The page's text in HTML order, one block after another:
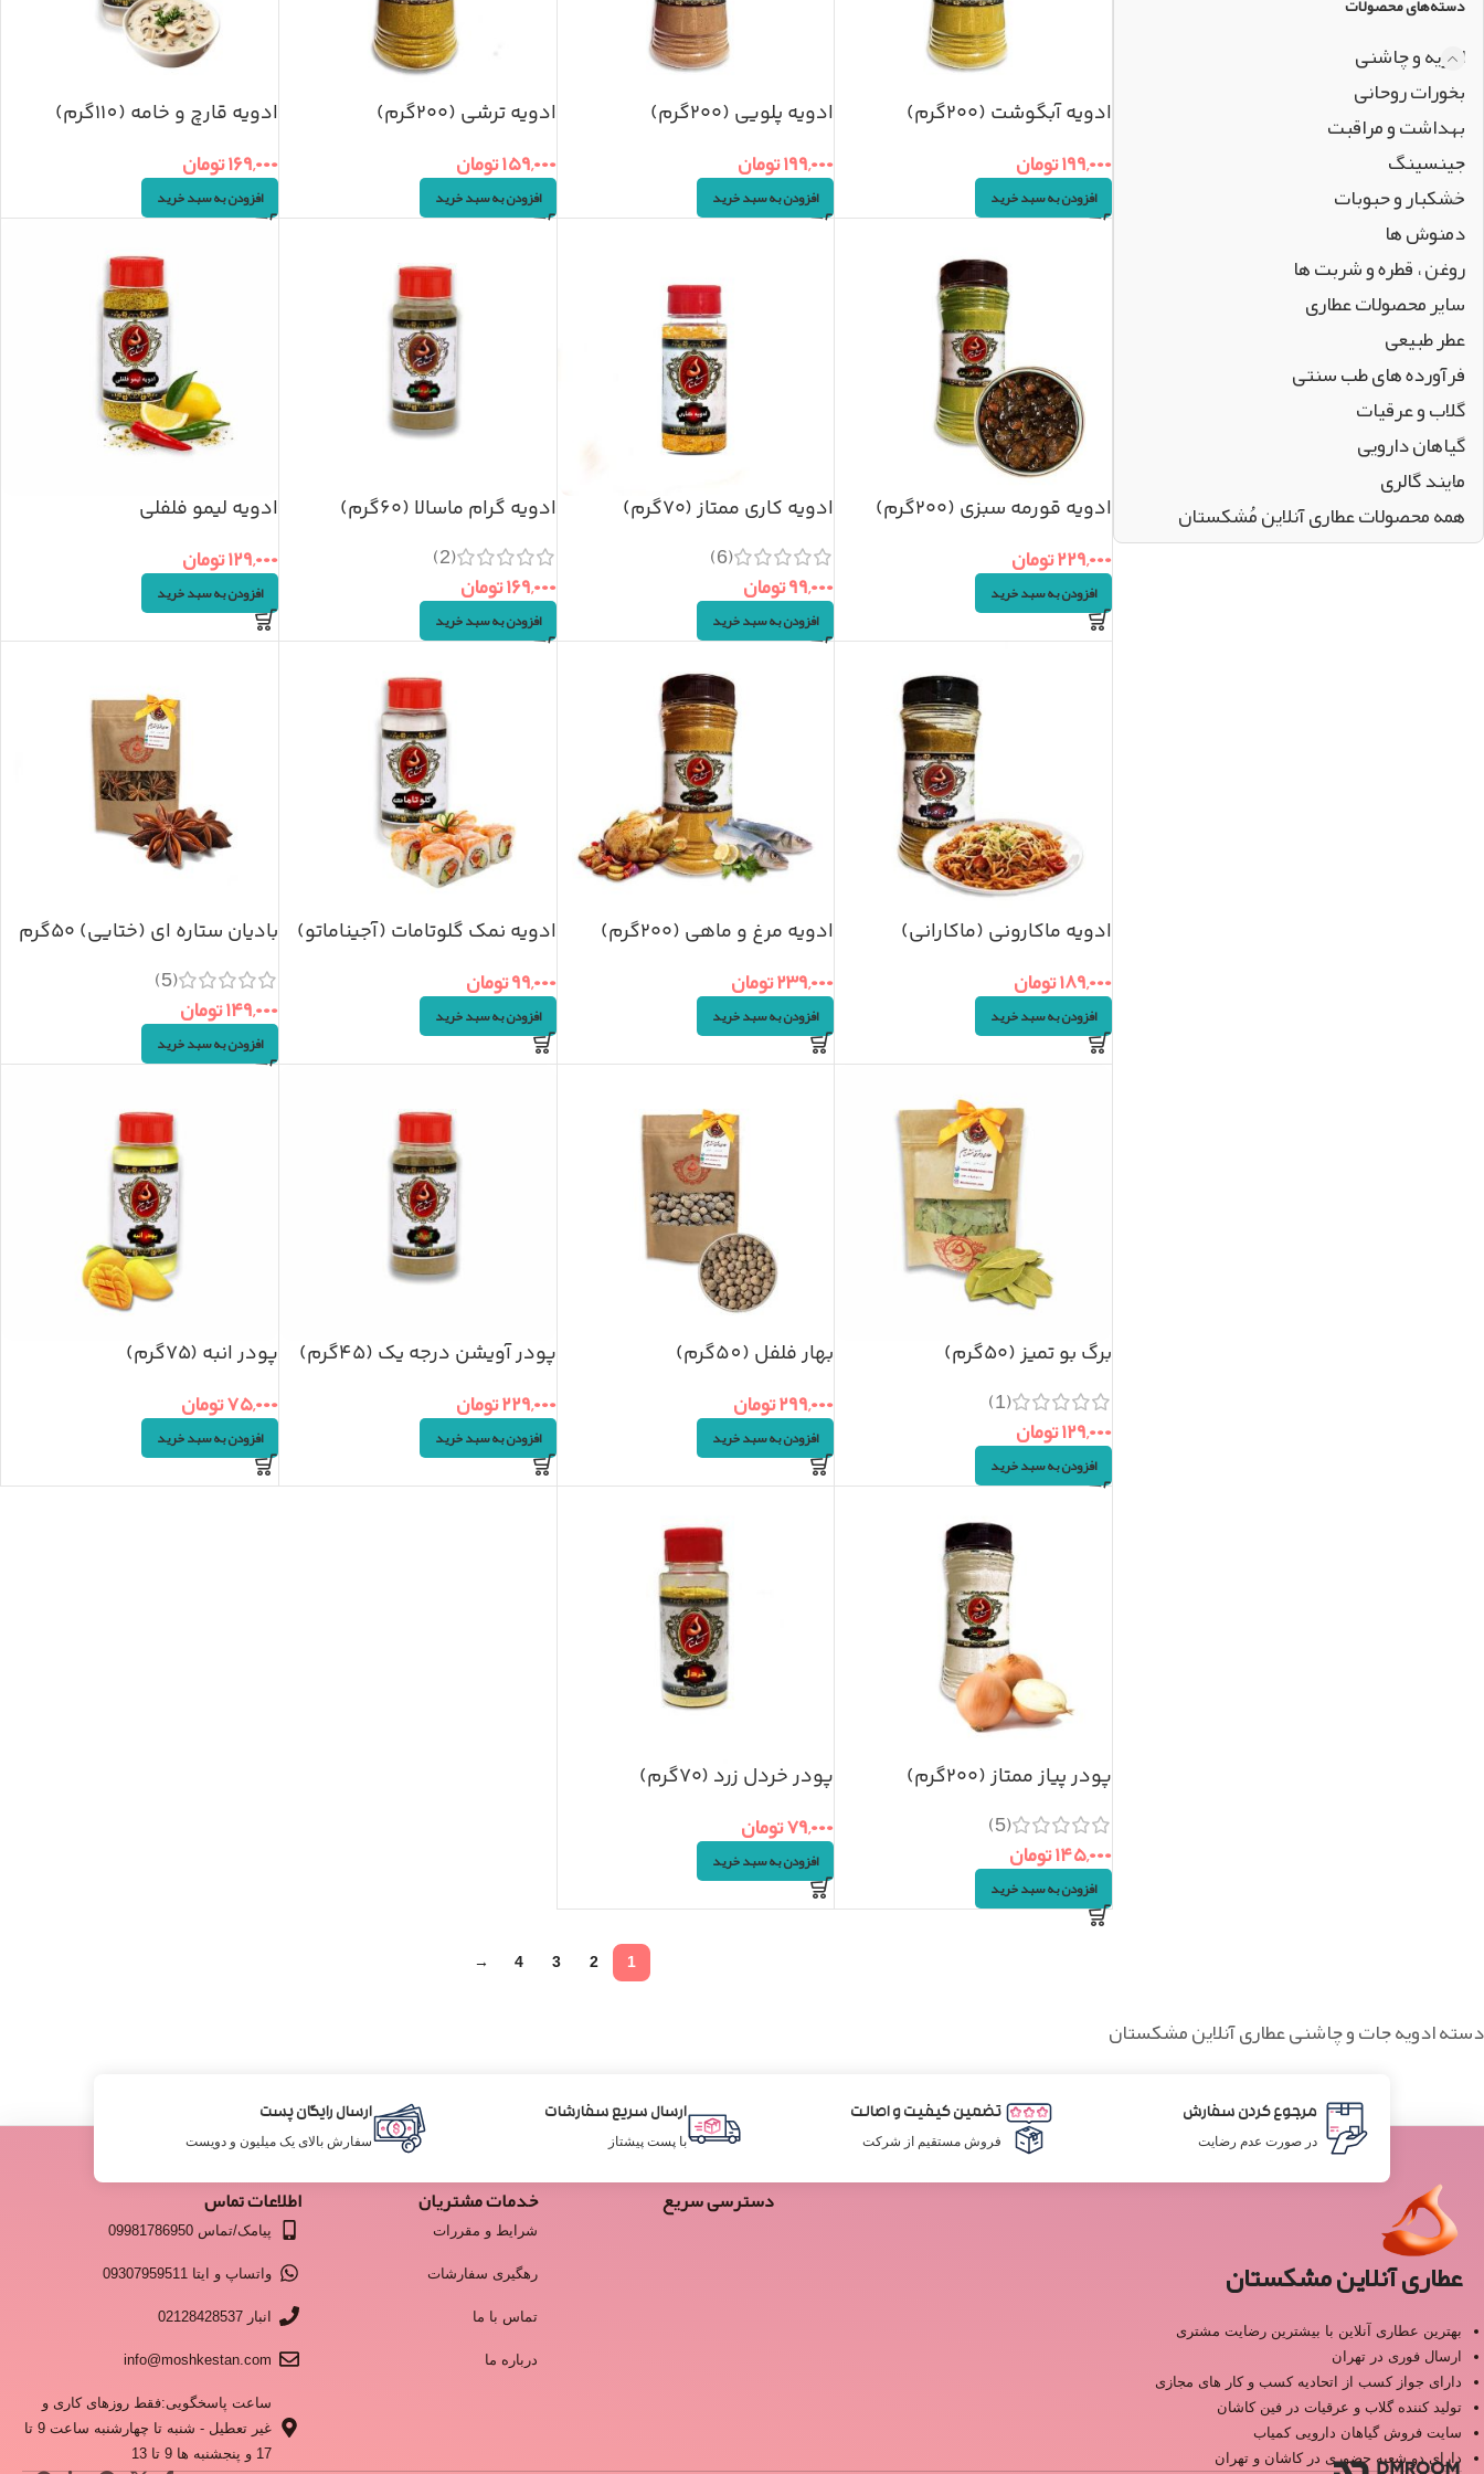
ادویه و چاشنی
بخورات روحانی
بهداشت و مراقبت
جینسینگ
خشکبار و حبوبات
دمنوش ها
روغن ، قطره و شربت ها
سایر محصولات عطاری
عطر طبیعی
فرآورده های طب سنتی
گلاب و عرقیات
گیاهان دارویی
مایند گالری
همه محصولات عطاری آنلاین مُشکستان
ادویه آبگوشت (۲۰۰گرم)
۱۹۹,۰۰۰تومان
افزودن به سبد خرید
ادویه پلویی (۲۰۰گرم)
۱۹۹,۰۰۰تومان
افزودن به سبد خرید
ادویه ترشی (۲۰۰گرم)
۱۵۹,۰۰۰تومان
افزودن به سبد خرید
ادویه قارچ و خامه (110گرم)
۱۶۹,۰۰۰تومان
افزودن به سبد خرید
ادویه قورمه سبزی (۲۰۰گرم)
۲۲۹,۰۰۰تومان
افزودن به سبد خرید
ادویه کاری ممتاز (۷۰گرم)
(6)
۹۹,۰۰۰تومان
افزودن به سبد خرید
ادویه گرام ماسالا (۶۰گرم)
(2)
۱۶۹,۰۰۰تومان
افزودن به سبد خرید
ادویه لیمو فلفلی
۱۲۹,۰۰۰تومان
افزودن به سبد خرید
ادویه ماکارونی (ماکارانی)
۱۸۹,۰۰۰تومان
افزودن به سبد خرید
ادویه مرغ و ماهی (۲۰۰گرم)
۲۳۹,۰۰۰تومان
افزودن به سبد خرید
ادویه نمک گلوتامات (آجیناماتو)
۹۹,۰۰۰تومان
افزودن به سبد خرید
بادیان ستاره ای (ختایی) ۵۰گرم
(5)
۱۴۹,۰۰۰تومان
افزودن به سبد خرید
برگ بو تمیز (۵۰گرم)
(1)
۱۲۹,۰۰۰تومان
افزودن به سبد خرید
بهار فلفل (50گرم)
۲۹۹,۰۰۰تومان
افزودن به سبد خرید
پودر آویشن درجه یک (۴۵گرم)
۲۲۹,۰۰۰تومان
افزودن به سبد خرید
پودر انبه (۷۵گرم)
۷۵,۰۰۰تومان
افزودن به سبد خرید
پودر پیاز ممتاز (۲۰۰گرم)
(5)
۱۴۵,۰۰۰تومان
افزودن به سبد خرید
پودر خردل زرد (۷۰گرم)
۷۹,۰۰۰تومان
افزودن به سبد خرید
1
2
3
4
→
دسته ادویه جات و چاشنی عطاری آنلاین مشکستان
مرجوع کردن سفارش
در صورت عدم رضایت
تضمین کیفیت و اصالت
فروش مستقیم از شرکت
ارسال سریع سفارشات
با پست پیشتاز
ارسال رایگان پست
سفارش بالای یک میلیون و دویست
عطاری آنلاین مشکستان
بهترین عطاری آنلاین با بیشترین رضایت مشتری
ارسال فوری در تهران
دارای جواز کسب از اتحادیه کسب و کار های مجازی
تولید کننده گلاب و عرقیات در فین کاشان
سایت فروش گیاهان دارویی کمیاب
دارای دو شعبه حضوری در کاشان و تهران
دسترسی سریع خدمات مشتریان
شرایط و مقررات
رهگیری سفارشات
تماس با ما
درباره ما
اطلاعات تماس
پیامک/تماس 09981786950
واتساپ و ایتا 09307959511
انبار 02128428537
info@moshkestan.com
ساعت پاسخگویی:فقط روزهای کاری و
غیر تعطیل - شنبه تا چهارشنبه ساعت 9 تا
17 و پنجشنبه ها 9 تا 13